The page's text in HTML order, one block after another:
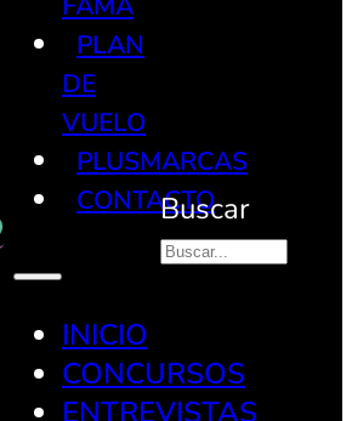
PLAN
DE
VUELO
PLUSMARCAS
CONTACTO
INICIO
CONCURSOS
ENTREVISTAS
Buscar